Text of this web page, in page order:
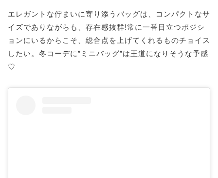
エレガントな佇まいに寄り添うバッグは、コンパクトなサ
イズでありながらも、存在感抜群!常に一番目立つポジシ
ョンにいるからこそ、総合点を上げてくれるものチョイス
したい。冬コーデに”ミニバッグ”は王道になりそうな予感
♡